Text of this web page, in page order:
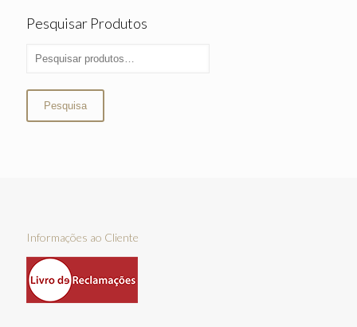
Pesquisar Produtos
Pesquisa
Informações ao Cliente